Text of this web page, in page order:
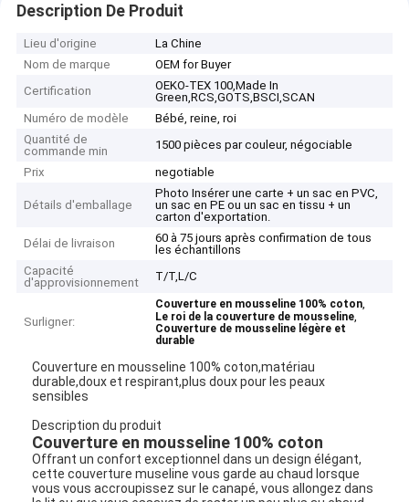
Description De Produit
Lieu d'origine
La Chine
Nom de marque
OEM for Buyer
Certification
OEKO-TEX 100,Made In
Green,RCS,GOTS,BSCI,SCAN
Numéro de modèle
Bébé, reine, roi
Quantité de
commande min
1500 pièces par couleur, négociable
Prix
negotiable
Détails d'emballage
Photo Insérer une carte + un sac en PVC,
un sac en PE ou un sac en tissu + un
carton d'exportation.
Délai de livraison
60 à 75 jours après confirmation de tous
les échantillons
Capacité
d'approvisionnement
T/T,L/C
Surligner:
Couverture en mousseline 100% coton,
Le roi de la couverture de mousseline,
Couverture de mousseline légère et
durable
Couverture en mousseline 100% coton,matériau
durable,doux et respirant,plus doux pour les peaux
sensibles
Description du produit
Couverture en mousseline 100% coton
Offrant un confort exceptionnel dans un design élégant,
cette couverture museline vous garde au chaud lorsque
vous vous accroupissez sur le canapé, vous allongez dans